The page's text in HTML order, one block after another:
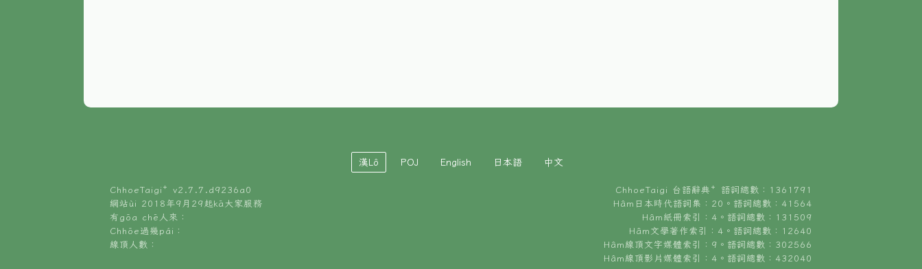
漢Lô POJ English 日本語 中文
ChhoeTaigi⁺ v2.7.7.d9236a0
網站ùi 2018年9月29起kā大家服務
有gōa chē人來：
Chhōe過幾pái：
線頂人數：
ChhoeTaigi 台語辭典⁺ 語詞總數：1361791
Hâm日本時代語詞集：20。語詞總數：41564
Hâm紙冊索引：4。語詞總數：131509
Hâm文學著作索引：4。語詞總數：12640
Hâm線頂文字媒體索引：9。語詞總數：302566
Hâm線頂影片媒體索引：4。語詞總數：432040